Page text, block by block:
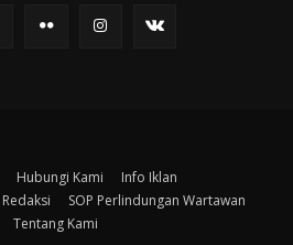
Hubungi Kami
Info Iklan
Redaksi
SOP Perlindungan Wartawan
Tentang Kami